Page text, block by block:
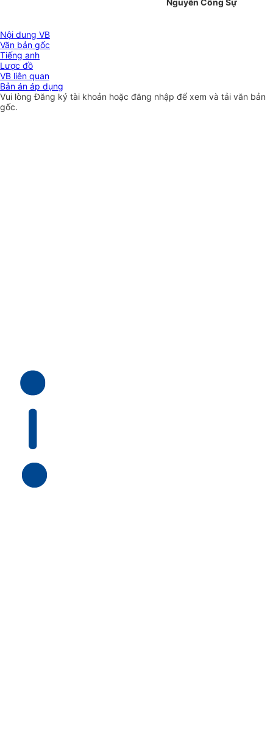
Nguyễn Công Sự
Nội dung VB
Văn bản gốc
Tiếng anh
Lược đồ
VB liên quan
Bản án áp dụng
Vui lòngĐăng ký tài khoản hoặc đăng nhập để xem và tải văn bản
gốc.